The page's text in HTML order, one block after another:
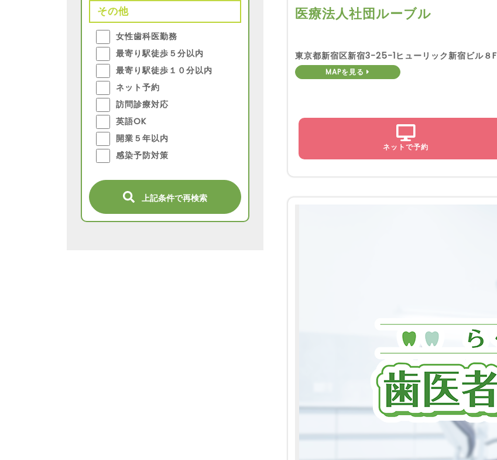
その他
女性歯科医勤務
最寄り駅徒歩５分以内
最寄り駅徒歩１０分以内
ネット予約
訪問診療対応
英語OK
開業５年以内
感染予防対策
上記条件で再検索
医療法人社団ルーブル
東京都新宿区新宿3-25-1ヒューリック新宿ビル８F
MAPを見る
ネットで予約